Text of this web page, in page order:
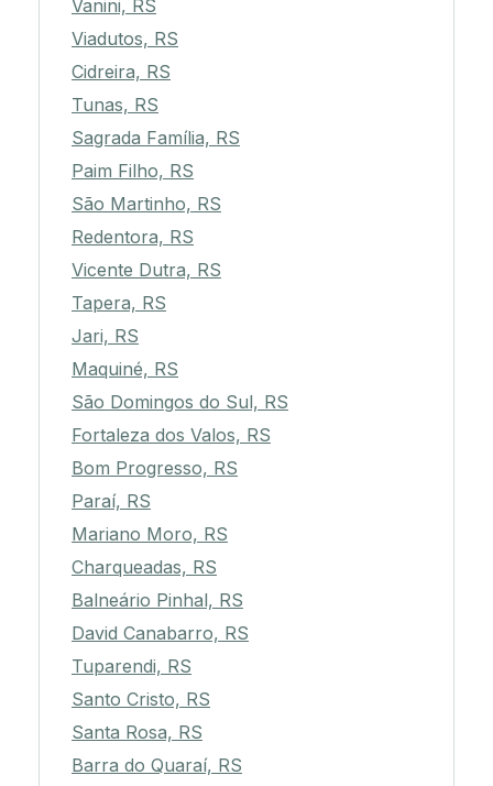
Vanini, RS
Viadutos, RS
Cidreira, RS
Tunas, RS
Sagrada Família, RS
Paim Filho, RS
São Martinho, RS
Redentora, RS
Vicente Dutra, RS
Tapera, RS
Jari, RS
Maquiné, RS
São Domingos do Sul, RS
Fortaleza dos Valos, RS
Bom Progresso, RS
Paraí, RS
Mariano Moro, RS
Charqueadas, RS
Balneário Pinhal, RS
David Canabarro, RS
Tuparendi, RS
Santo Cristo, RS
Santa Rosa, RS
Barra do Quaraí, RS